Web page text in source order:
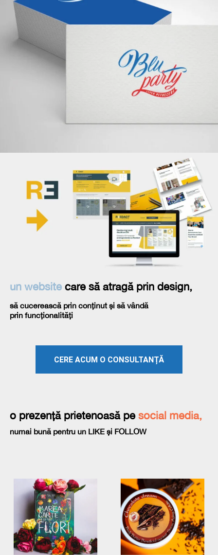
un website care să atragă prin design,
să cucerească prin conținut și să vândă
prin funcționalități
CERE ACUM O CONSULTANȚĂ
o prezență prietenoasă pesocial media,
numai bună pentru un LIKE și FOLLOW